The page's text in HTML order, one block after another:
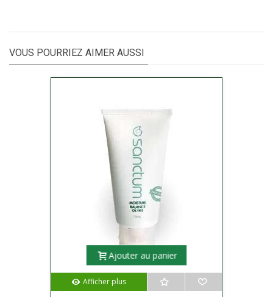
VOUS POURRIEZ AIMER AUSSI
Ajouter au panier
Afficher plus